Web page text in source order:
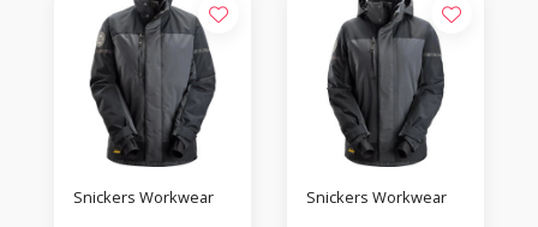
Snickers Workwear Snickers Workwear